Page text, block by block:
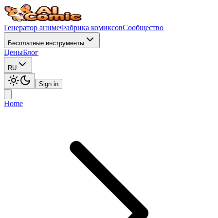
Генератор анимеФабрика комиксовСообщество
Бесплатные инструменты
ЦеныБлог
RU
Sign in
Home